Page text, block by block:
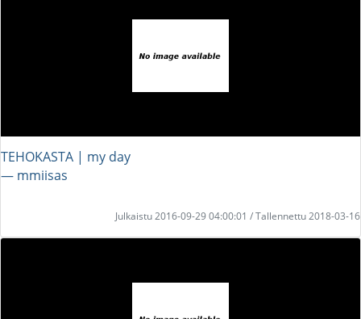
TEHOKASTA | my day
― mmiisas
Julkaistu 2016-09-29 04:00:01 / Tallennettu 2018-03-16